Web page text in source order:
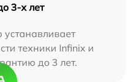
3-х лет
техники Infinix и
до 3 лет.